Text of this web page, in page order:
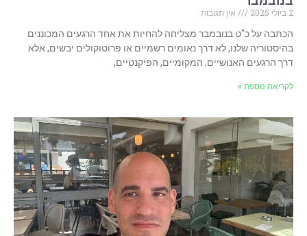
2 ביולי 2025
אין תגובות
הכתבה על כ"ט בנובמבר מצליחה להחיות את אחד הרגעים המכוננים
בהיסטוריה שלנו, לא דרך נאומים רשמיים או פרוטוקולים יבשים, אלא
דרך הרגעים האנושיים, המקומיים, הפיקנטיים,
לקריאה נוספת »